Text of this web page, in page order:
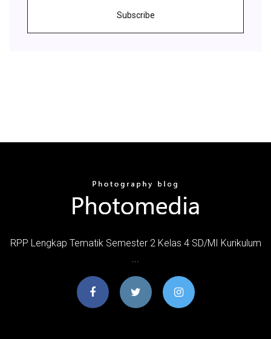
Subscribe
RPP Lengkap Tematik Semester 2 Kelas 4 SD/MI Kurikulum